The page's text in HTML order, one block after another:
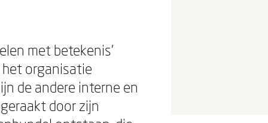
met betekenis'
organisatie
de andere interne en
door zijn